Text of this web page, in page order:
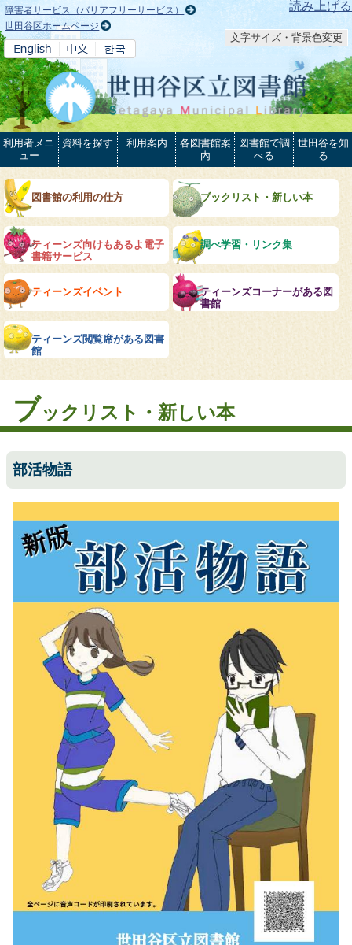
本文へ 読み上げる
障害者サービス（バリアフリーサービス）
世田谷区ホームページ
文字サイズ・背景色変更
利用者メニ
ュー
資料を探す 利用案内
各図書館案
内
図書館で調
べる
世田谷を知
る
ブックリスト・新しい本
部活物語
図書館の利用の仕方 ブックリスト・新しい本
ティーンズ向けもあるよ電子
書籍サービス
調べ学習・リンク集
ティーンズイベント
ティーンズコーナーがある図
書館
ティーンズ閲覧席がある図書
館